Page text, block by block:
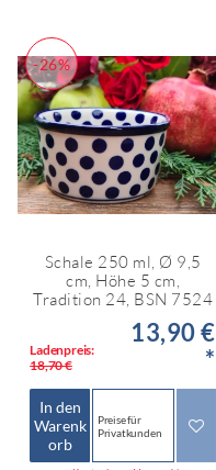
-26%
Schale 250 ml, Ø 9,5
cm, Höhe 5 cm,
Tradition 24, BSN 7524
Ladenpreis:
18,70 €
13,90 €
*
In den
Warenk
orb
Preise für
Privatkunden